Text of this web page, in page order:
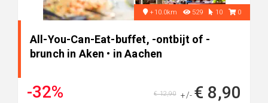
+10.0km 529 10 0
All-You-Can-Eat-buffet, -ontbijt of -
brunch in Aken • in Aachen
-32% +/- € 8,90
€ 12,90